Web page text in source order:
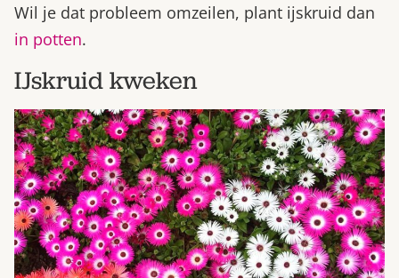
Wil je dat probleem omzeilen, plant ijskruid dan
in potten.
IJskruid kweken